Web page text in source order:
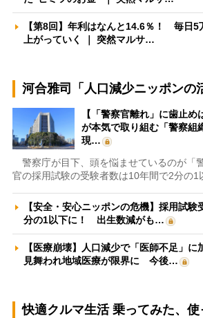
【第8回】年利はなんと14.6％！ 毎日5
上がっていく ｜ 突然マルサ…
河合雅司「人口減少ニッポンの
【「警察官離れ」に歯止
が本気で取り組む「警察
現…
警察庁が目下、頭を悩ませているのが「
官の採用試験の受験者数は10年間で2分の
【安全・安心ニッポンの危機】採用試
分の1以下に！ 出生数減がも…
【医療崩壊】人口減少で「医師不足」
見舞われ地域医療が限界に 今後…
快適クルマ生活 乗ってみた、使